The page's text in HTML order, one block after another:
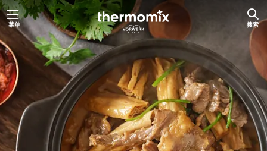
跳
至
内
容
菜单 搜索